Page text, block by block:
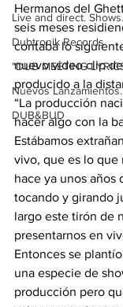
Live and direct.
Dubtronik Records
"DUB MEETING
Nuevos Lanzamientos.
DUB&BUD
Hermanos del
seis meses
contaba lo
nuevo video clip
producido a la
“La producción
hacer algo con la
Estábamos
vivo, que es lo que
hace ya unos años
tocando y girando
largo este tirón de
presentarnos en
Entonces se
una especie de
producción pero